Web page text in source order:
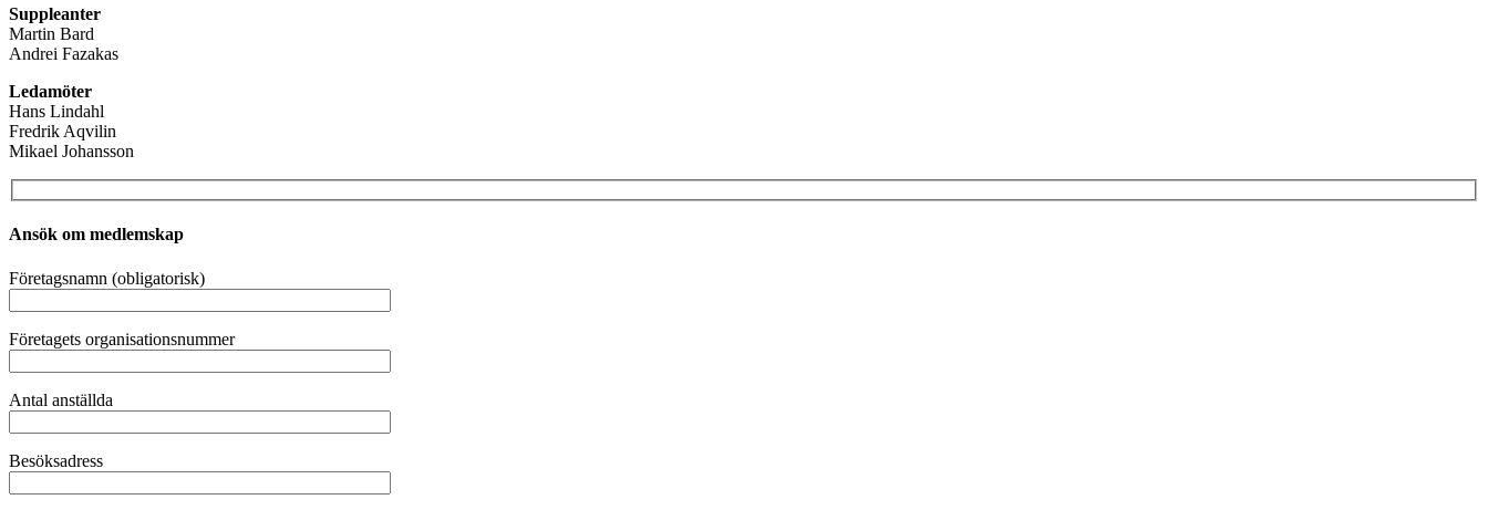
Suppleanter
Martin Bard
Andrei Fazakas
Ledamöter
Hans Lindahl
Fredrik Aqvilin
Mikael Johansson
Ansök om medlemskap
Företagsnamn (obligatorisk)
Företagets organisationsnummer
Antal anställda
Besöksadress